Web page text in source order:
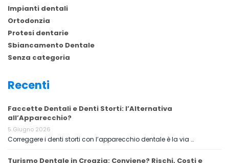
Impianti dentali
Ortodonzia
Protesi dentarie
Sbiancamento Dentale
Senza categoria
Recenti
Faccette Dentali e Denti Storti: l’Alternativa
all’Apparecchio?
5 Giugno 2026
Correggere i denti storti con l’apparecchio dentale è la via …
Turismo Dentale in Croazia: Conviene? Rischi, Costi e